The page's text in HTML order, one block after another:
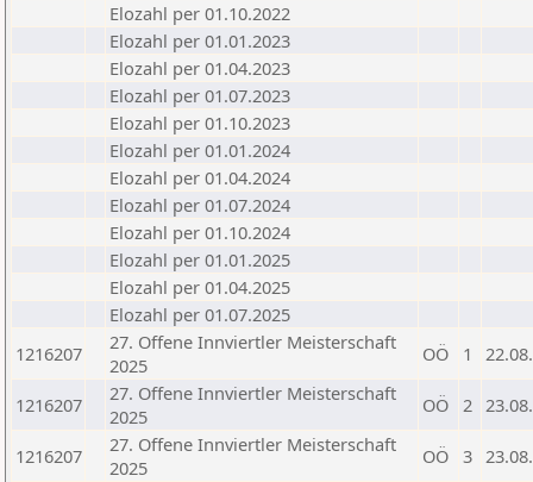
Elozahl per 01.10.2022
Elozahl per 01.01.2023
Elozahl per 01.04.2023
Elozahl per 01.07.2023
Elozahl per 01.10.2023
Elozahl per 01.01.2024
Elozahl per 01.04.2024
Elozahl per 01.07.2024
Elozahl per 01.10.2024
Elozahl per 01.01.2025
Elozahl per 01.04.2025
Elozahl per 01.07.2025
1216207
27. Offene Innviertler Meisterschaft
2025
OÖ 1
1216207
27. Offene Innviertler Meisterschaft
2025
OÖ 2
1216207
27. Offene Innviertler Meisterschaft
2025
OÖ 3